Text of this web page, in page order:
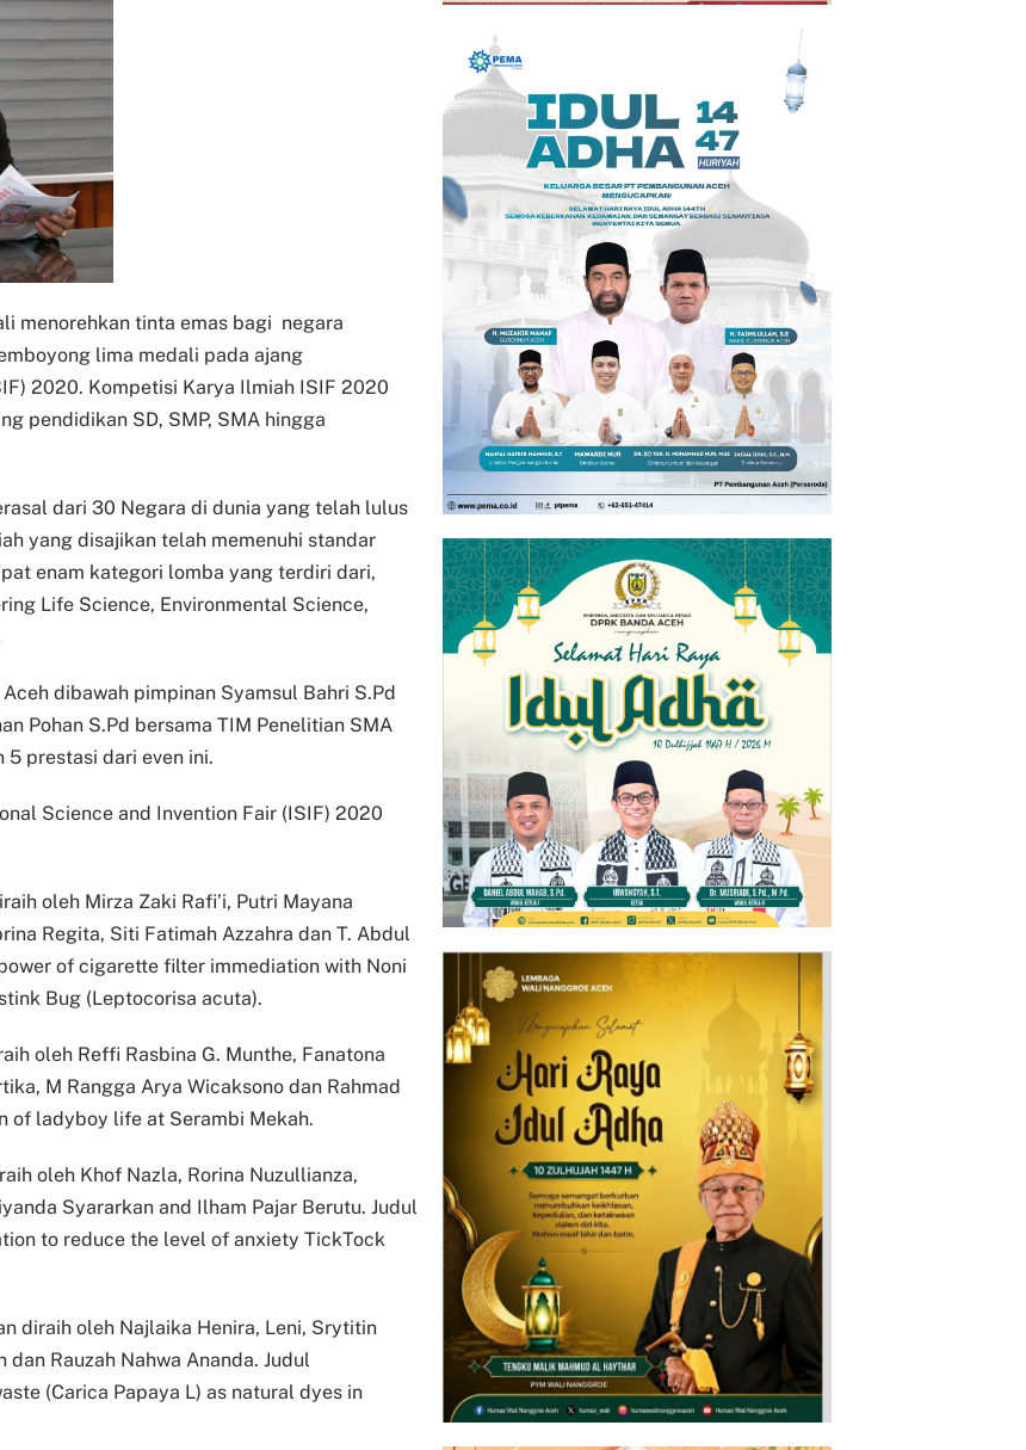
menorehkan tinta emas bagi negara
lima medali pada ajang
2020. Kompetisi Karya Ilmiah ISIF 2020
pendidikan SD, SMP, SMA hingga
dari 30 Negara di dunia yang telah lulus
yang disajikan telah memenuhi standar
enam kategori lomba yang terdiri dari,
Life Science, Environmental Science,
dibawah pimpinan Syamsul Bahri S.Pd
Pohan S.Pd bersama TIM Penelitian SMA
prestasi dari even ini.
Science and Invention Fair (ISIF) 2020
oleh Mirza Zaki Rafi’i, Putri Mayana
Regita, Siti Fatimah Azzahra dan T. Abdul
of cigarette filter immediation with Noni
Bug (Leptocorisa acuta).
oleh Reffi Rasbina G. Munthe, Fanatona
M Rangga Arya Wicaksono dan Rahmad
of ladyboy life at Serambi Mekah.
oleh Khof Nazla, Rorina Nuzullianza,
Syararkan and Ilham Pajar Berutu. Judul
to reduce the level of anxiety TickTock
diraih oleh Najlaika Henira, Leni, Srytitin
Rauzah Nahwa Ananda. Judul
(Carica Papaya L) as natural dyes in